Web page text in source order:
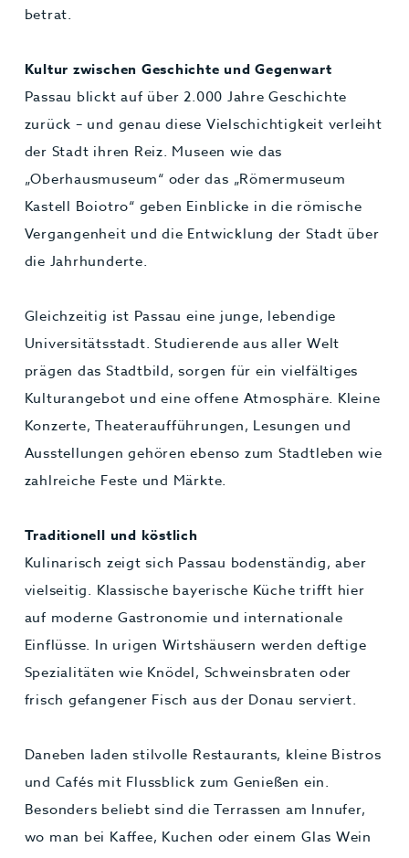
betrat.
Kultur zwischen Geschichte und Gegenwart
Passau blickt auf über 2.000 Jahre Geschichte
zurück – und genau diese Vielschichtigkeit verleiht
der Stadt ihren Reiz. Museen wie das
„Oberhausmuseum“ oder das „Römermuseum
Kastell Boiotro“ geben Einblicke in die römische
Vergangenheit und die Entwicklung der Stadt über
die Jahrhunderte.
Gleichzeitig ist Passau eine junge, lebendige
Universitätsstadt. Studierende aus aller Welt
prägen das Stadtbild, sorgen für ein vielfältiges
Kulturangebot und eine offene Atmosphäre. Kleine
Konzerte, Theateraufführungen, Lesungen und
Ausstellungen gehören ebenso zum Stadtleben wie
zahlreiche Feste und Märkte.
Traditionell und köstlich
Kulinarisch zeigt sich Passau bodenständig, aber
vielseitig. Klassische bayerische Küche trifft hier
auf moderne Gastronomie und internationale
Einflüsse. In urigen Wirtshäusern werden deftige
Spezialitäten wie Knödel, Schweinsbraten oder
frisch gefangener Fisch aus der Donau serviert.
Daneben laden stilvolle Restaurants, kleine Bistros
und Cafés mit Flussblick zum Genießen ein.
Besonders beliebt sind die Terrassen am Innufer,
wo man bei Kaffee, Kuchen oder einem Glas Wein